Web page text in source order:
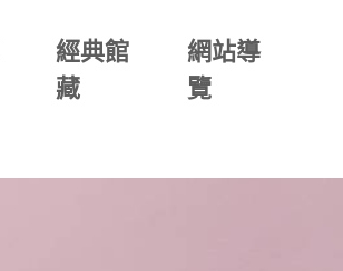
經典館
藏
網站導
覽